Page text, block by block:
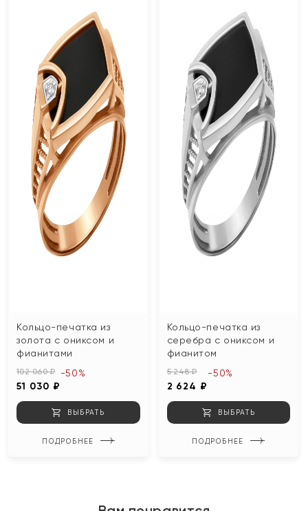
Кольцо-печатка из
золота с ониксом и
фианитами
102 060 ₽
51 030 ₽
-50%
ВЫБРАТЬ
ПОДРОБНЕЕ
Кольцо-печатка из
серебра с ониксом и
фианитом
5 248 ₽
2 624 ₽
-50%
ВЫБРАТЬ
ПОДРОБНЕЕ